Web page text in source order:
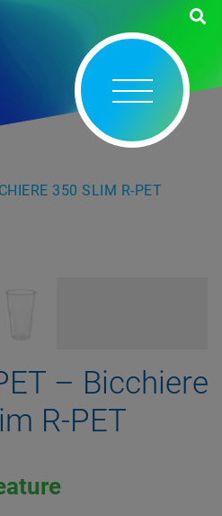
350 SLIM R-PET
– Bicchiere
R-PET